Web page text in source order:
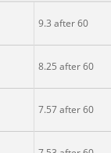
9.3 after 60
8.25 after 60
7.57 after 60